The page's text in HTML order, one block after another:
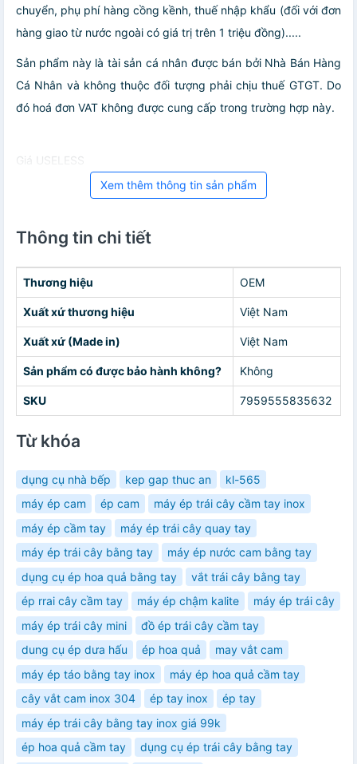
chuyển, phụ phí hàng cồng kềnh, thuế nhập khẩu (đối với đơn
hàng giao từ nước ngoài có giá trị trên 1 triệu đồng).....
Sản phẩm này là tài sản cá nhân được bán bởi Nhà Bán Hàng
Cá Nhân và không thuộc đối tượng phải chịu thuế GTGT. Do
đó hoá đơn VAT không được cung cấp trong trường hợp này.
Giá USELESS
Xem thêm thông tin sản phẩm
Thông tin chi tiết
Thương hiệu OEM
Xuất xứ thương hiệu Việt Nam
Xuất xứ (Made in) Việt Nam
Sản phẩm có được bảo hành không? Không
SKU 7959555835632
Từ khóa
dụng cụ nhà bếp kep gap thuc an
kl-565
máy ép cam
ép cam
máy ép trái cây cầm tay inox
máy ép cầm tay
máy ép trái cây quay tay
máy ép trái cây bằng tay
máy ép nước cam bằng tay
dụng cụ ép hoa quả bằng tay
vắt trái cây bằng tay
ép rrai cây cầm tay
máy ép chậm kalite
máy ép trái cây
máy ép trái cây mini
đồ ép trái cây cầm tay
dung cụ ép dưa hấu
ép hoa quả
may vắt cam
máy ép táo bằng tay inox
máy ép hoa quả cầm tay
cây vắt cam inox 304
ép tay inox
ép tay
máy ép trái cây bằng tay inox giá 99k
ép hoa quả cầm tay
dụng cụ ép trái cây bằng tay